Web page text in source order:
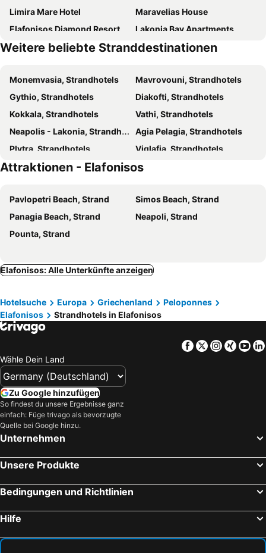
Limira Mare Hotel
Maravelias House
Elafonisos Diamond Resort
Lakonia Bay Apartments
Niriides Rooms
Marialena hotel
Hotel Palazzo
Edem
Lafotel
Pallas Pension
Pavlopetri
Weitere beliebte Stranddestinationen
Monemvasia, Strandhotels
Mavrovouni, Strandhotels
Gythio, Strandhotels
Diakofti, Strandhotels
Kokkala, Strandhotels
Vathi, Strandhotels
Neapolis - Lakonia, Strandhotels
Agia Pelagia, Strandhotels
Plytra, Strandhotels
Viglafia, Strandhotels
Kythira - Chora, Strandhotels
Porto Kayio, Strandhotels
Archagelos, Strandhotels
Kapsali, Strandhotels
Platia Ammos, Strandhotels
Attraktionen - Elafonisos
Pavlopetri Beach, Strand
Simos Beach, Strand
Panagia Beach, Strand
Neapoli, Strand
Pounta, Strand
Elafonisos: Alle Unterkünfte anzeigen
Hotelsuche Europa Griechenland
Peloponnes
Elafonisos
Strandhotels in Elafonisos
Facebook
TwitterXing
Wähle Dein Land
Zu Google hinzufügen
So findest du unsere Ergebnisse ganz
einfach: Füge trivago als bevorzugte
Quelle bei Google hinzu.
Unternehmen
Unsere Produkte
Bedingungen und Richtlinien
Hilfe